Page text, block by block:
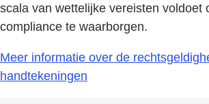
scala van wettelijke vereisten voldoet
compliance te waarborgen.
Meer informatie over de
handtekeningen